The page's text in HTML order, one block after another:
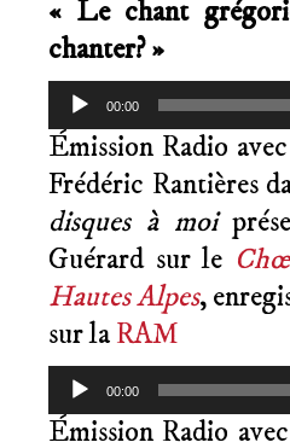
« Le chant
chanter? »
Lecteur
audio
00:00
Émission Radio
Frédéric Rantières
disques à moi
Guérard sur le
Hautes Alpes,
sur la RAM
Lecteur
audio
00:00
Émission Radio